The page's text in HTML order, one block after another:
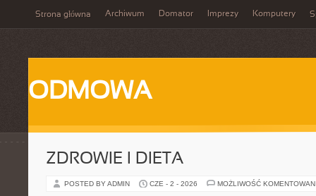
Strona główna Archiwum Domator Imprezy Komputery
ODMOWA
ZDROWIE I DIETA
POSTED BY ADMIN CZE - 2 - 2026 MOŻLIWOŚĆ